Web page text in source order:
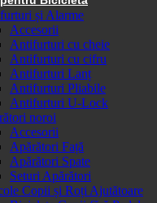
și Alarme
Accesorii
Antifurturi cu cheie
Antifurturi cu cifru
Antifurturi Lanț
Antifurturi Pliabile
Antifurturi U-Lock
noroi
Accesorii
Apărători Față
Apărători Spate
Seturi Apărători
Copii și Roți Ajutătoare